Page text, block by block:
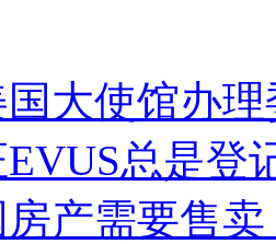
大使馆办
总是登
产需要售